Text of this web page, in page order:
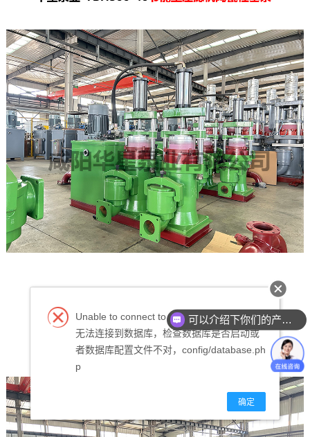
Unable to connect to the database.
无法连接到数据库，检查数据库是否启动或
者数据库配置文件不对，config/database.ph
p
确定
可以介绍下你们的产品么？